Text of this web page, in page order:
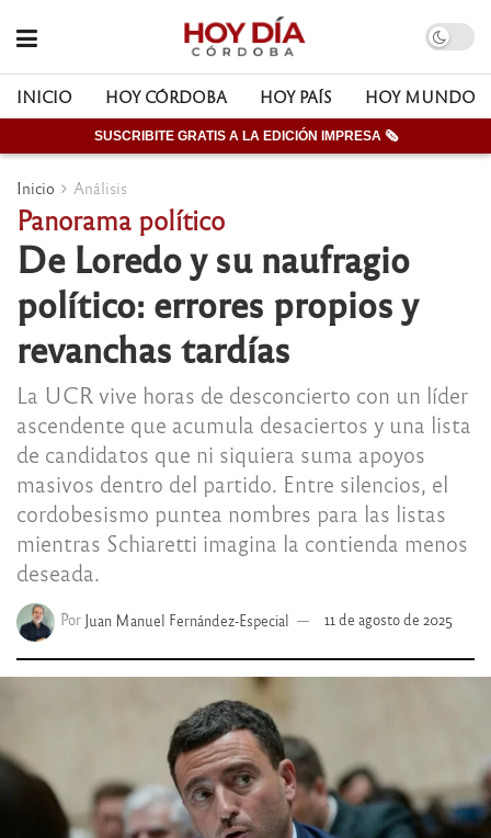
INICIO HOY CÓRDOBA HOY PAÍS HOY MUNDO
SUSCRIBITE GRATIS A LA EDICIÓN IMPRESA 🗞
Inicio Análisis
Panorama político
De Loredo y su naufragio
político: errores propios y
revanchas tardías
La UCR vive horas de desconcierto con un líder
ascendente que acumula desaciertos y una lista
de candidatos que ni siquiera suma apoyos
masivos dentro del partido. Entre silencios, el
cordobesismo puntea nombres para las listas
mientras Schiaretti imagina la contienda menos
deseada.
Por Juan Manuel Fernández-Especial 11 de agosto de 2025